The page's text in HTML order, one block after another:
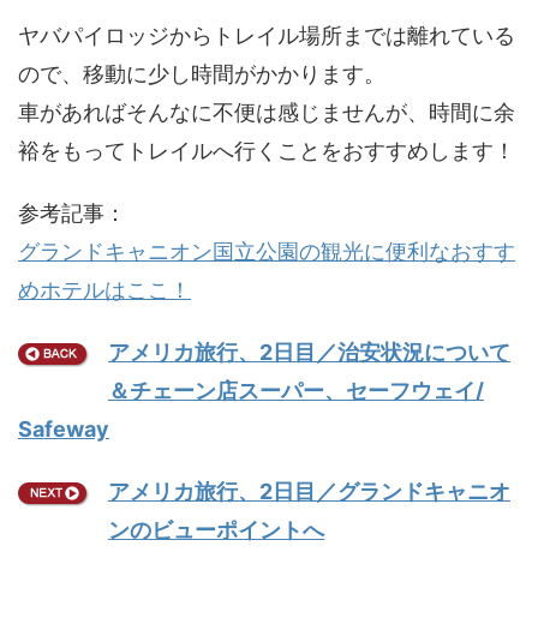
ヤバパイロッジからトレイル場所までは離れている
ので、移動に少し時間がかかります。
車があればそんなに不便は感じませんが、時間に余
裕をもってトレイルへ行くことをおすすめします！
参考記事：
グランドキャニオン国立公園の観光に便利なおすす
めホテルはここ！
アメリカ旅行、2日目／治安状況について
＆チェーン店スーパー、セーフウェイ/
Safeway
アメリカ旅行、2日目／グランドキャニオ
ンのビューポイントへ